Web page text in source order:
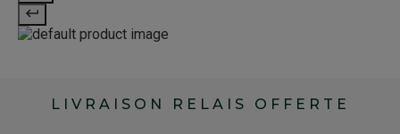
LIVRAISON RELAIS OFFERTE